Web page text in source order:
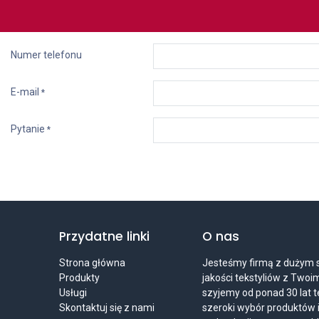
Numer telefonu
E-mail *
Pytanie *
Przydatne linki
Strona główna
Produkty
Usługi
Skontaktuj się z nami
O nas
Jesteśmy firmą z dużym
jakości tekstyliów z
szyjemy od ponad 30 lat
szeroki wybór produktów